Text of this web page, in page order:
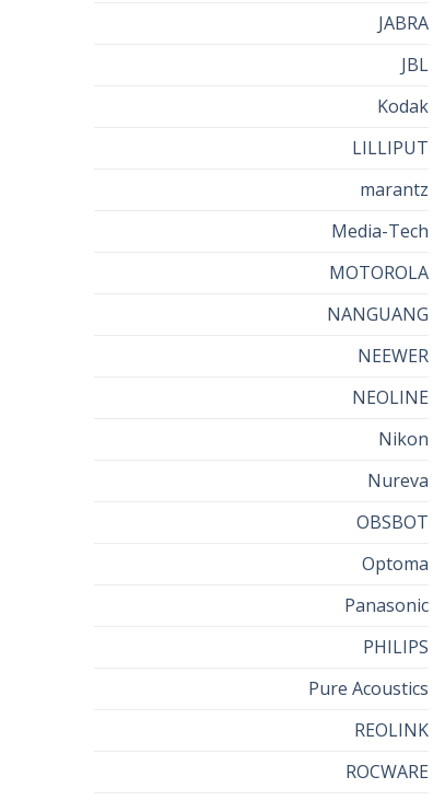
JABRA
JBL
Kodak
LILLIPUT
marantz
Media-Tech
MOTOROLA
NANGUANG
NEEWER
NEOLINE
Nikon
Nureva
OBSBOT
Optoma
Panasonic
PHILIPS
Pure Acoustics
REOLINK
ROCWARE